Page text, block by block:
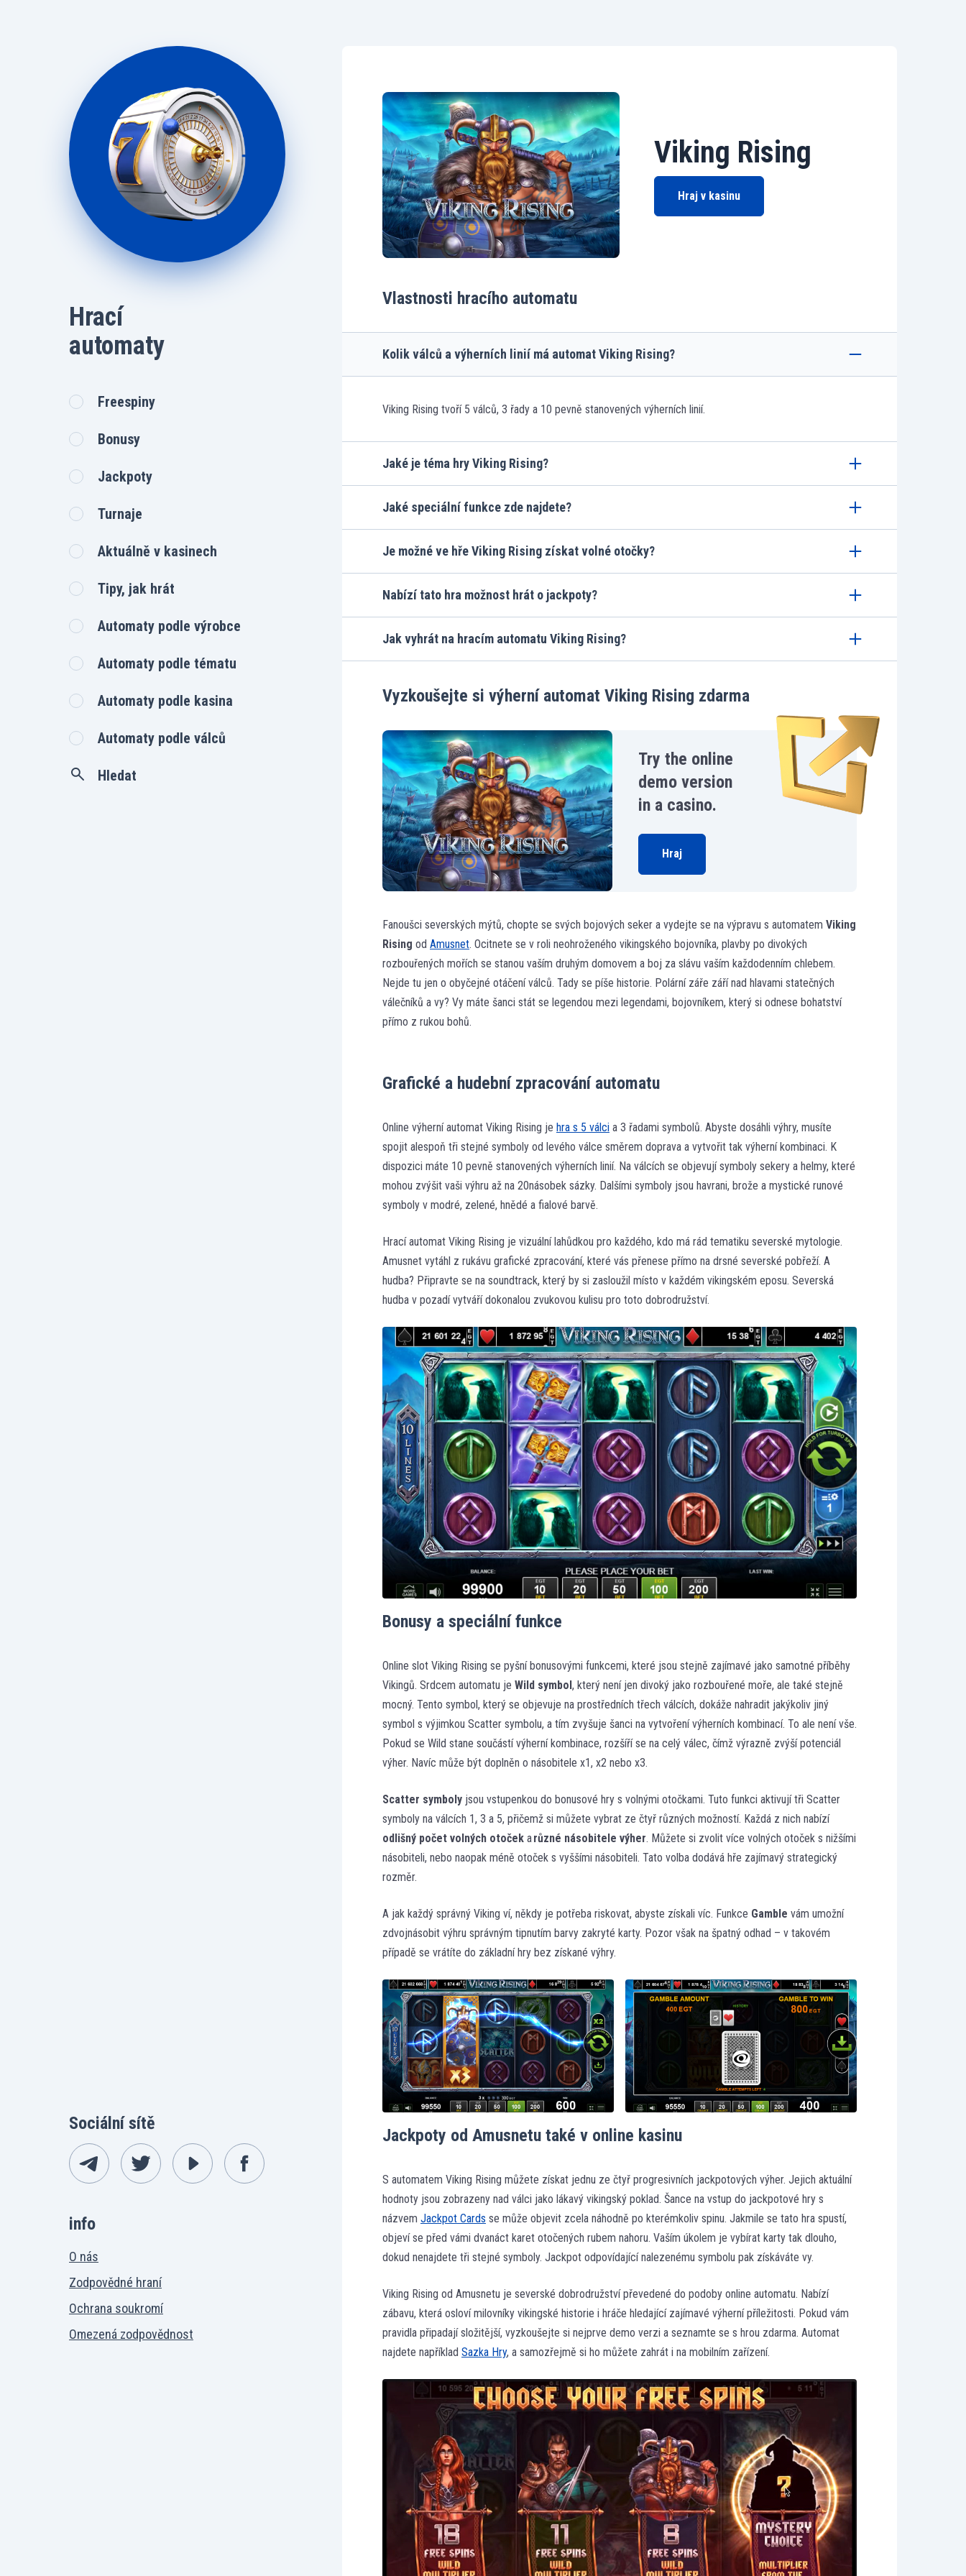
Hrací
automaty
Freespiny
Bonusy
Jackpoty
Turnaje
Aktuálně v kasinech
Tipy, jak hrát
Automaty podle výrobce
Automaty podle tématu
Automaty podle kasina
Automaty podle válců
Hledat
Viking Rising
Hraj v kasinu
Vlastnosti hracího automatu
Kolik válců a výherních linií má automat Viking Rising?
Viking Rising tvoří 5 válců, 3 řady a 10 pevně stanovených výherních linií.
Jaké je téma hry Viking Rising?
Jaké speciální funkce zde najdete?
Je možné ve hře Viking Rising získat volné otočky?
Nabízí tato hra možnost hrát o jackpoty?
Jak vyhrát na hracím automatu Viking Rising?
Vyzkoušejte si výherní automat Viking Rising zdarma
Try the online
demo version
in a casino.
Hraj
Fanoušci severských mýtů, chopte se svých bojových seker a vydejte se na výpravu s automatem Viking
Rising od Amusnet. Ocitnete se v roli neohroženého vikingského bojovníka, plavby po divokých
rozbouřených mořích se stanou vaším druhým domovem a boj za slávu vaším každodenním chlebem.
Nejde tu jen o obyčejné otáčení válců. Tady se píše historie. Polární záře září nad hlavami statečných
válečníků a vy? Vy máte šanci stát se legendou mezi legendami, bojovníkem, který si odnese bohatství
přímo z rukou bohů.
Grafické a hudební zpracování automatu
Online výherní automat Viking Rising je hra s 5 válci a 3 řadami symbolů. Abyste dosáhli výhry, musíte
spojit alespoň tři stejné symboly od levého válce směrem doprava a vytvořit tak výherní kombinaci. K
dispozici máte 10 pevně stanovených výherních linií. Na válcích se objevují symboly sekery a helmy, které
mohou zvýšit vaši výhru až na 20násobek sázky. Dalšími symboly jsou havrani, brože a mystické runové
symboly v modré, zelené, hnědé a fialové barvě.
Hrací automat Viking Rising je vizuální lahůdkou pro každého, kdo má rád tematiku severské mytologie.
Amusnet vytáhl z rukávu grafické zpracování, které vás přenese přímo na drsné severské pobřeží. A
hudba? Připravte se na soundtrack, který by si zasloužil místo v každém vikingském eposu. Severská
hudba v pozadí vytváří dokonalou zvukovou kulisu pro toto dobrodružství.
Bonusy a speciální funkce
Online slot Viking Rising se pyšní bonusovými funkcemi, které jsou stejně zajímavé jako samotné příběhy
Vikingů. Srdcem automatu je Wild symbol , který není jen divoký jako rozbouřené moře, ale také stejně
mocný. Tento symbol, který se objevuje na prostředních třech válcích, dokáže nahradit jakýkoliv jiný
symbol s výjimkou Scatter symbolu, a tím zvyšuje šanci na vytvoření výherních kombinací. To ale není vše.
Pokud se Wild stane součástí výherní kombinace, rozšíří se na celý válec, čímž výrazně zvýší potenciál
výher. Navíc může být doplněn o násobitele x1, x2 nebo x3.
Scatter symboly jsou vstupenkou do bonusové hry s volnými otočkami. Tuto funkci aktivují tři Scatter
symboly na válcích 1, 3 a 5, přičemž si můžete vybrat ze čtyř různých možností. Každá z nich nabízí
odlišný počet volných otoček arůzné násobitele výher. Můžete si zvolit více volných otoček s nižšími
násobiteli, nebo naopak méně otoček s vyššími násobiteli. Tato volba dodává hře zajímavý strategický
rozměr.
A jak každý správný Viking ví, někdy je potřeba riskovat, abyste získali víc. Funkce Gamble vám umožní
zdvojnásobit výhru správným tipnutím barvy zakryté karty. Pozor však na špatný odhad – v takovém
případě se vrátíte do základní hry bez získané výhry.
Jackpoty od Amusnetu také v online kasinu
S automatem Viking Rising můžete získat jednu ze čtyř progresivních jackpotových výher. Jejich aktuální
hodnoty jsou zobrazeny nad válci jako lákavý vikingský poklad. Šance na vstup do jackpotové hry s
názvem Jackpot Cards se může objevit zcela náhodně po kterémkoliv spinu. Jakmile se tato hra spustí,
objeví se před vámi dvanáct karet otočených rubem nahoru. Vaším úkolem je vybírat karty tak dlouho,
dokud nenajdete tři stejné symboly. Jackpot odpovídající nalezenému symbolu pak získáváte vy.
Viking Rising od Amusnetu je severské dobrodružství převedené do podoby online automatu. Nabízí
zábavu, která osloví milovníky vikingské historie i hráče hledající zajímavé výherní příležitosti. Pokud vám
pravidla připadají složitější, vyzkoušejte si nejprve demo verzi a seznamte se s hrou zdarma. Automat
najdete například Sazka Hry, a samozřejmě si ho můžete zahrát i na mobilním zařízení.
Sociální sítě
info
O nás
Zodpovědné hraní
Ochrana soukromí
Omezená zodpovědnost